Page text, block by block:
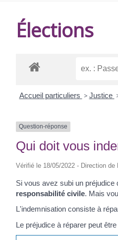
Élections
Accueil particuliers > Justice
Question-réponse
Qui doit vous
Vérifié le 18/05/2022 - Direction
Si vous avez subi un préjudice
responsabilité civile. Mais
L'indemnisation consiste à
Le préjudice à réparer peut